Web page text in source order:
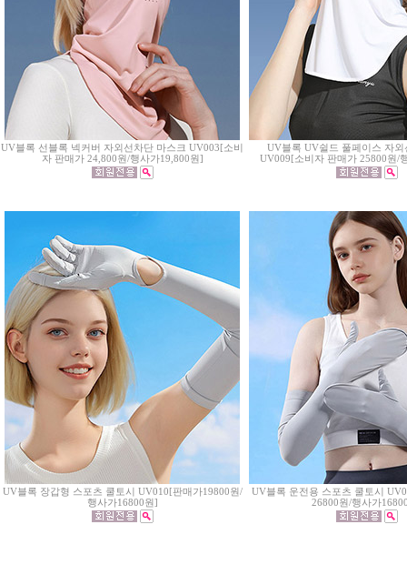
UV블록 선블록 넥커버 자외선차단 마스크 UV003[소비
자 판매가 24,800원/행사가19,800원]
UV블록 UV쉴드 풀페이스 자외
UV009[소비자 판매가 25800원/
UV블록 장갑형 스포츠 쿨토시 UV010[판매가19800원/
행사가16800원]
UV블록 운전용 스포츠 쿨토시
26800원/행사가